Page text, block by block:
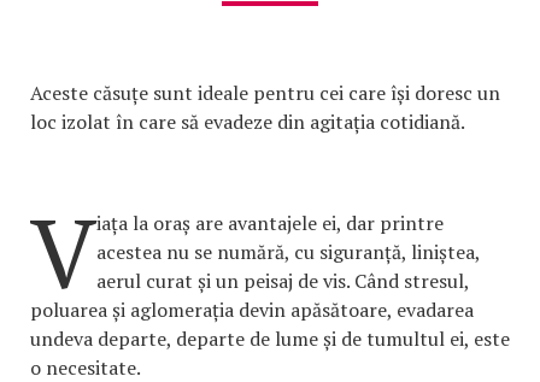
Aceste căsuțe sunt ideale pentru cei care își doresc un
loc izolat în care să evadeze din agitația cotidiană.
Viața la oraș are avantajele ei, dar printre
acestea nu se numără, cu siguranță, liniștea,
aerul curat și un peisaj de vis. Când stresul,
poluarea și aglomerația devin apăsătoare, evadarea
undeva departe, departe de lume și de tumultul ei, este
o necesitate.